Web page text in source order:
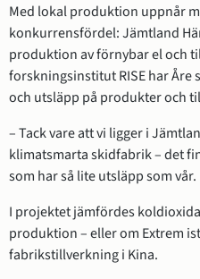
Med lokal produktion uppnår
konkurrensfördel: Jämtland
produktion av förnybar el och
forskningsinstitut RISE har
och utsläpp på produkter och
– Tack vare att vi ligger i
klimatsmarta skidfabrik – det
som har så lite utsläpp som vår.
I projektet jämfördes
produktion – eller om Extrem
fabrikstillverkning i Kina.